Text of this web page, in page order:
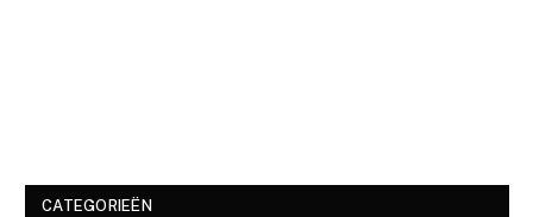
CATEGORIEËN